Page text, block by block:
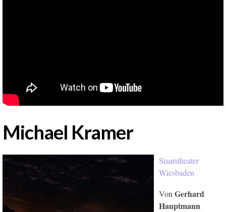
Michael Kramer
Staatstheater
Wiesbaden
Von Gerhard
Hauptmann